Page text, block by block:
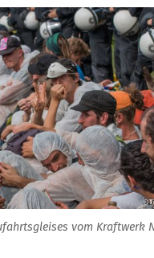
vom Kraftwerk